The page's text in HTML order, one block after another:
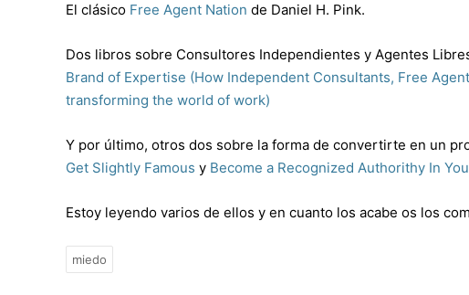
El clásico Free Agent Nation de Daniel H. Pink.
Dos libros sobre Consultores Independientes y Agentes
Brand of Expertise (How Independent Consultants, Free
transforming the world of work)
Y por último, otros dos sobre la forma de convertirte en un
Get Slightly Famous y Become a Recognized Authorithy In
Estoy leyendo varios de ellos y en cuanto los acabe os los
miedo